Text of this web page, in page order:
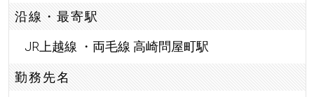
沿線・最寄駅
JR上越線 ・両毛線 高崎問屋町駅
勤務先名